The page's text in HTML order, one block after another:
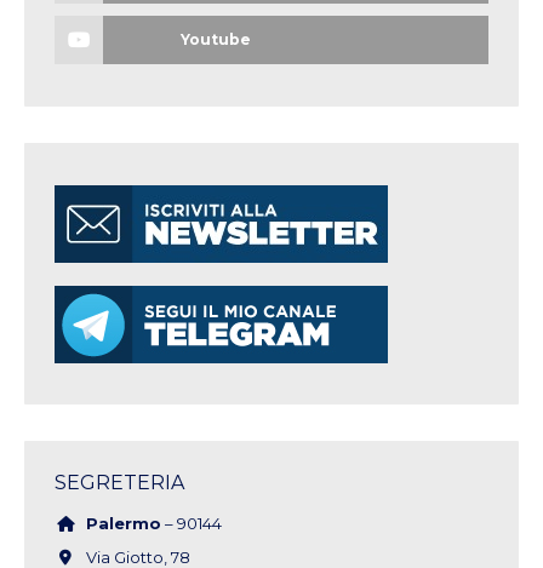
Youtube
SEGRETERIA
Palermo – 90144
Via Giotto, 78